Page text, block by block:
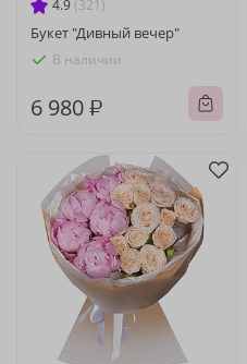
4.9 (321)
Букет "Дивный вечер"
В наличии
6 980 ₽